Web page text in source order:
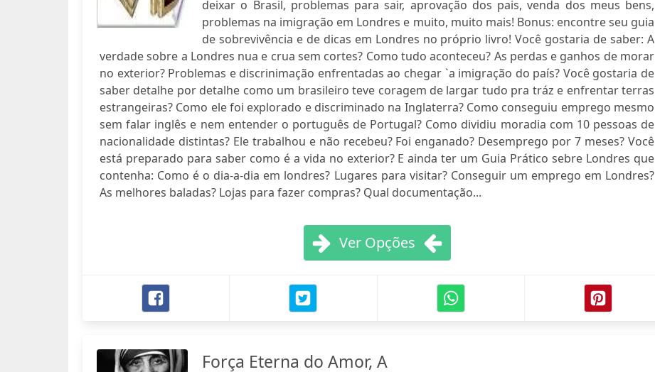
deixar o Brasil, problemas para sair, aprovação dos pais, venda dos meus bens,
problemas na imigração em Londres e muito, muito mais! Bonus: encontre seu guia
de sobrevivência e de dicas em Londres no próprio livro! Você gostaria de saber: A
verdade sobre a Londres nua e crua sem cortes? Como tudo aconteceu? As perdas e ganhos de morar
no exterior? Problemas e discrinimação enfrentadas ao chegar `a imigração do país? Você gostaria de
saber detalhe por detalhe como um brasileiro teve coragem de largar tudo pra tráz e enfrentar terras
estrangeiras? Como ele foi explorado e discriminado na Inglaterra? Como conseguiu emprego mesmo
sem falar inglês e nem entender o português de Portugal? Como dividiu moradia com 10 pessoas de
nacionalidade distintas? Ele trabalhou e não recebeu? Foi enganado? Desemprego por 7 meses? Você
está preparado para saber como é a vida no exterior? E ainda ter um Guia Prático sebre Londres que
contenha: Como é o dia-a-dia em londres? Lugares para visitar? Conseguir um emprego em Londres?
As melhores baladas? Lojas para fazer compras? Qual documentação...
Ver Opções
Força Eterna do Amor, A